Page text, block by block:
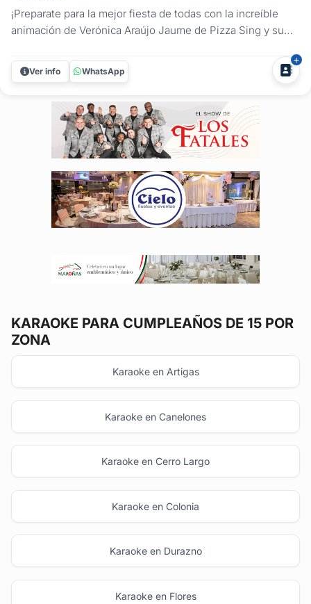
¡Preparate para la mejor fiesta de todas con la increíble
animación de Verónica Araújo Jaume de Pizza Sing y su
celebre tu Fiesta, Despedida de Año o Evento, nosotros
estamos ahí para asegurarnos de que sea una experiencia
Ver info WhatsApp
KARAOKE PARA CUMPLEAÑOS DE 15 POR
ZONA
Karaoke en Artigas
Karaoke en Canelones
Karaoke en Cerro Largo
Karaoke en Colonia
Karaoke en Durazno
Karaoke en Flores